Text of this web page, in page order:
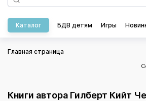
Каталог БДВ детям Игры
Главная страница
Книги автора Гилберт Кийт